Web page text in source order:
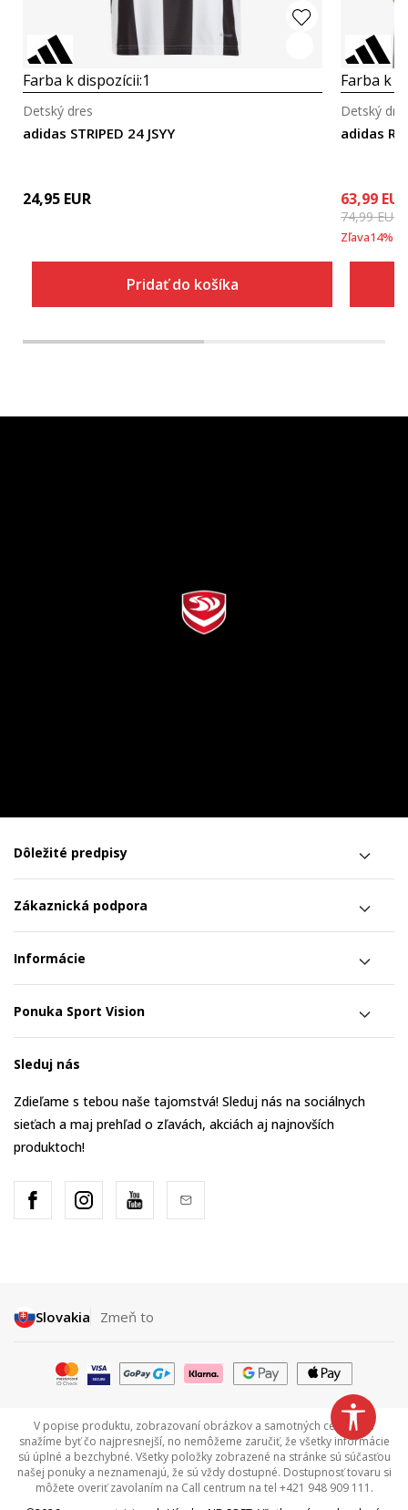
Farba k dispozícii:1
adidas STRIPED 24 JSYY
Detský dres
24,95 EUR
Pridať do košíka
Farba k
adidas
Detský
63,99 EUR
74,99EUR
Zľava14%
Dôležité predpisy
Zákaznická podpora
Informácie
Ponuka Sport Vision
Sleduj nás
Zdieľame s tebou naše tajomstvá! Sleduj nás na sociálnych
sieťach a maj prehľad o zľavách, akciách aj najnovších
produktoch!
Slovakia Zmeň to
V popise produktu, zobrazovaní obrázkov a samotných cenách sa
snažíme byť čo najpresnejší, no nemôžeme zaručiť, že všetky informácie
sú úplné a bezchybné. Všetky položky zobrazené na stránke sú súčasťou
našej ponuky a neznamenajú, že sú vždy dostupné. Dostupnosť tovaru si
môžete overiť zavolaním na Call centrum na tel +421 948 909 111.